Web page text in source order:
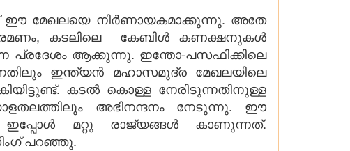
മേഖലയെ നിർണായകമാക്കുന്നു. അതേ
കടലിലെ കേബിൾ കണക്ഷനുകൾ
ആക്കുന്നു. ഇന്തോ-പസഫിക്കിലെ
ഇന്ത്യൻ മഹാസമുദ്ര മേഖലയിലെ
കടൽ കൊള്ള നേരിടുന്നതിനുള്ള
അഭിനന്ദനം നേടുന്നു. ഈ
മറ്റു രാജ്യങ്ങൾ കാണുന്നത്.
പറഞ്ഞു.